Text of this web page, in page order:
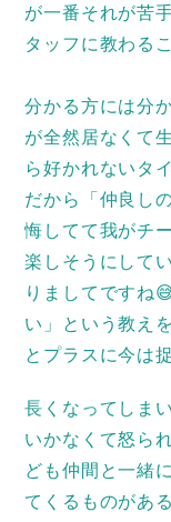
が一番それが苦
タッフに教わる
分かる方には分
が全然居なくて
ら好かれないタ
だから「仲良し
悔してて我がチ
楽しそうにして
りましてですね
い」という教え
とプラスに今は
長くなってしま
いかなくて怒ら
ども仲間と一緒
てくるものがあ